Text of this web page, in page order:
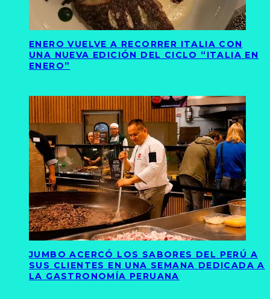
ENERO VUELVE A RECORRER ITALIA CON
UNA NUEVA EDICIÓN DEL CICLO “ITALIA EN
ENERO”
JUMBO ACERCÓ LOS SABORES DEL PERÚ A
SUS CLIENTES EN UNA SEMANA DEDICADA A
LA GASTRONOMÍA PERUANA